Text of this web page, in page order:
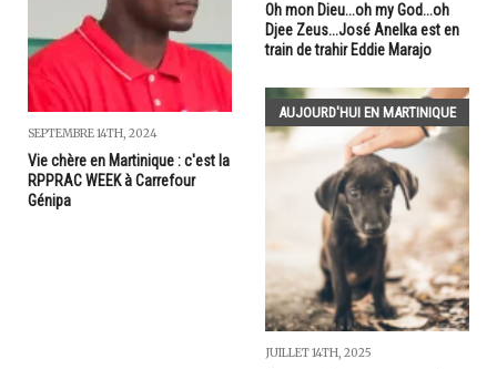
SEPTEMBRE 14TH, 2024
Vie chère en Martinique : c'est la
RPPRAC WEEK à Carrefour
Génipa
Oh mon Dieu...oh my God...oh
Djee Zeus...José Anelka est en
train de trahir Eddie Marajo
AUJOURD'HUI EN MARTINIQUE
JUILLET 14TH, 2025